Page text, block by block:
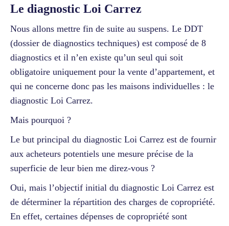
Le diagnostic Loi Carrez
Nous allons mettre fin de suite au suspens. Le DDT
(dossier de diagnostics techniques) est composé de 8
diagnostics et il n’en existe qu’un seul qui soit
obligatoire uniquement pour la vente d’appartement, et
qui ne concerne donc pas les maisons individuelles : le
diagnostic Loi Carrez.
Mais pourquoi ?
Le but principal du diagnostic Loi Carrez est de fournir
aux acheteurs potentiels une mesure précise de la
superficie de leur bien me direz-vous ?
Oui, mais l’objectif initial du diagnostic Loi Carrez est
de déterminer la répartition des charges de copropriété.
En effet, certaines dépenses de copropriété sont